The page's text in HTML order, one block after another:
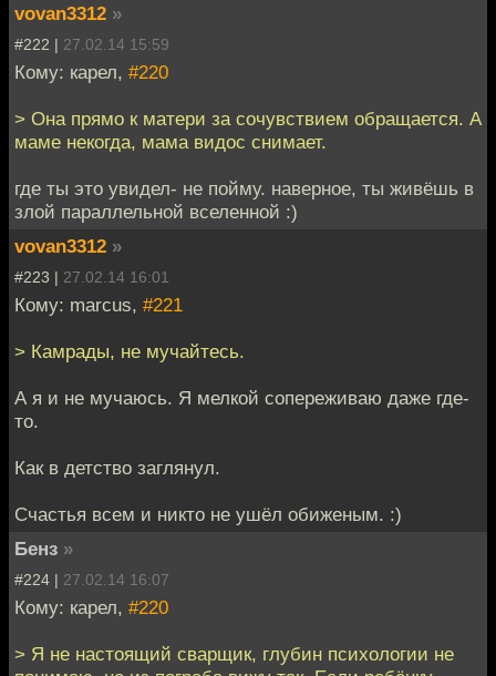
vovan3312 »
#222 | 27.02.14 15:59
Кому: карел, #220
> Она прямо к матери за сочувствием обращается. А
маме некогда, мама видос снимает.
где ты это увидел- не пойму. наверное, ты живёшь в
злой параллельной вселенной :)
vovan3312 »
#223 | 27.02.14 16:01
Кому: marcus, #221
> Камрады, не мучайтесь.
А я и не мучаюсь. Я мелкой сопереживаю даже где-
то.
Как в детство заглянул.
Счастья всем и никто не ушёл обиженым. :)
Бенз »
#224 | 27.02.14 16:07
Кому: карел, #220
> Я не настоящий сварщик, глубин психологии не